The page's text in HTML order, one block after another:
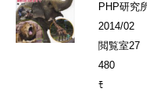
PHP研究
2014/02
閲覧室27
480
ﾓ